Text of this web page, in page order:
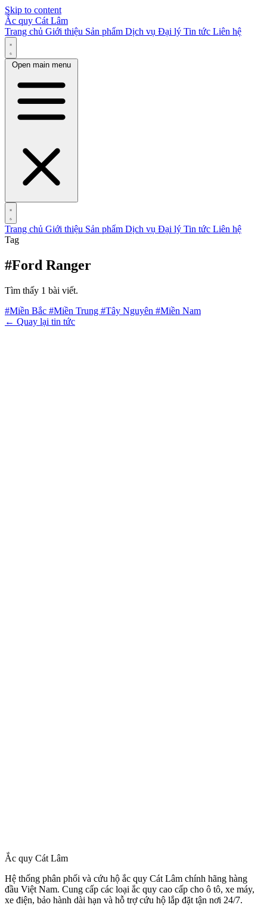
Skip to content
Ắc quy Cát Lâm
Trang chủ Giới thiệu Sản phẩm Dịch vụ Đại lý Tin tức Liên hệ
Open main menu
Trang chủ Giới thiệu Sản phẩm Dịch vụ Đại lý Tin tức Liên hệ
Tag
#Ford Ranger
Tìm thấy 1 bài viết.
#Miền Bắc #Miền Trung #Tây Nguyên #Miền Nam
← Quay lại tin tức
#Cần Thơ
Ắc quy Cát Lâm
Hệ thống phân phối và cứu hộ ắc quy Cát Lâm chính hãng hàng
đầu Việt Nam. Cung cấp các loại ắc quy cao cấp cho ô tô, xe máy,
xe điện, bảo hành dài hạn và hỗ trợ cứu hộ lắp đặt tận nơi 24/7.